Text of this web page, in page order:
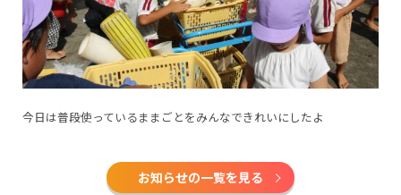
今日は普段使っているままごとをみんなできれいにしたよ
お知らせの一覧を見る